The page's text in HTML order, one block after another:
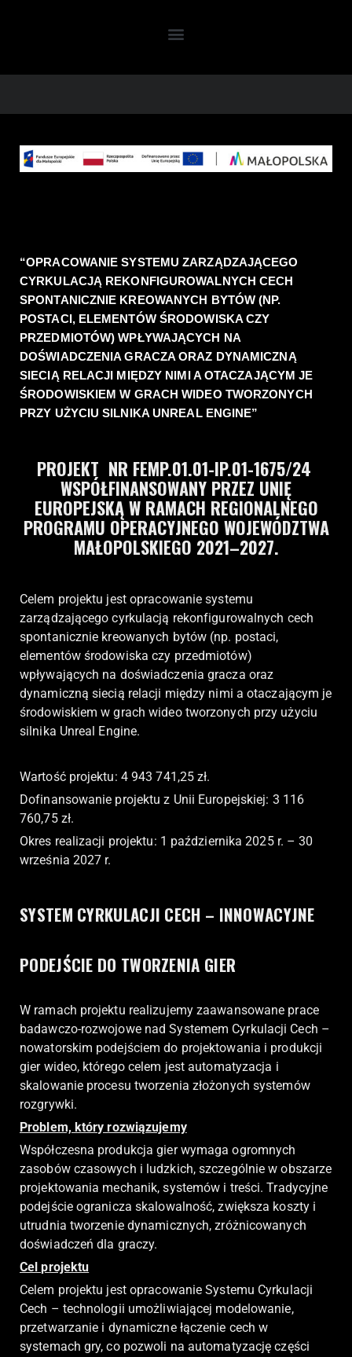
“OPRACOWANIE SYSTEMU ZARZĄDZAJĄCEGO
CYRKULACJĄ REKONFIGUROWALNYCH CECH
SPONTANICZNIE KREOWANYCH BYTÓW (NP.
POSTACI, ELEMENTÓW ŚRODOWISKA CZY
PRZEDMIOTÓW) WPŁYWAJĄCYCH NA
DOŚWIADCZENIA GRACZA ORAZ DYNAMICZNĄ
SIECIĄ RELACJI MIĘDZY NIMI A OTACZAJĄCYM JE
ŚRODOWISKIEM W GRACH WIDEO TWORZONYCH
PRZY UŻYCIU SILNIKA UNREAL ENGINE”
PROJEKT NR FEMP.01.01-IP.01-1675/24
WSPÓŁFINANSOWANY PRZEZ UNIĘ
EUROPEJSKĄ W RAMACH REGIONALNEGO
PROGRAMU OPERACYJNEGO WOJEWÓDZTWA
MAŁOPOLSKIEGO 2021–2027.
Celem projektu jest opracowanie systemu
zarządzającego cyrkulacją rekonfigurowalnych cech
spontanicznie kreowanych bytów (np. postaci,
elementów środowiska czy przedmiotów)
wpływających na doświadczenia gracza oraz
dynamiczną siecią relacji między nimi a otaczającym je
środowiskiem w grach wideo tworzonych przy użyciu
silnika Unreal Engine.
Wartość projektu: 4 943 741,25 zł.
Dofinansowanie projektu z Unii Europejskiej: 3 116
760,75 zł.
Okres realizacji projektu: 1 października 2025 r. – 30
września 2027 r.
SYSTEM CYRKULACJI CECH – INNOWACYJNE
PODEJŚCIE DO TWORZENIA GIER
W ramach projektu realizujemy zaawansowane prace
badawczo-rozwojowe nad Systemem Cyrkulacji Cech –
nowatorskim podejściem do projektowania i produkcji
gier wideo, którego celem jest automatyzacja i
skalowanie procesu tworzenia złożonych systemów
rozgrywki.
Problem, który rozwiązujemy
Współczesna produkcja gier wymaga ogromnych
zasobów czasowych i ludzkich, szczególnie w obszarze
projektowania mechanik, systemów i treści. Tradycyjne
podejście ogranicza skalowalność, zwiększa koszty i
utrudnia tworzenie dynamicznych, zróżnicowanych
doświadczeń dla graczy.
Cel projektu
Celem projektu jest opracowanie Systemu Cyrkulacji
Cech – technologii umożliwiającej modelowanie,
przetwarzanie i dynamiczne łączenie cech w
systemach gry, co pozwoli na automatyzację części